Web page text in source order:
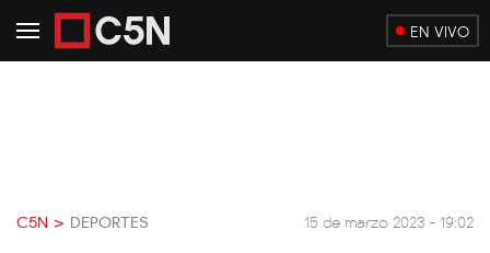
EN VIVO
C5N > DEPORTES 15 de marzo 2023 - 19:02